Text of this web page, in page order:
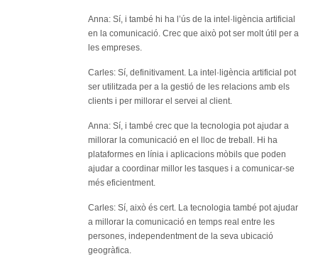
Anna: Sí, i també hi ha l’ús de la intel·ligència artificial
en la comunicació. Crec que això pot ser molt útil per a
les empreses.
Carles: Sí, definitivament. La intel·ligència artificial pot
ser utilitzada per a la gestió de les relacions amb els
clients i per millorar el servei al client.
Anna: Sí, i també crec que la tecnologia pot ajudar a
millorar la comunicació en el lloc de treball. Hi ha
plataformes en línia i aplicacions mòbils que poden
ajudar a coordinar millor les tasques i a comunicar-se
més eficientment.
Carles: Sí, això és cert. La tecnologia també pot ajudar
a millorar la comunicació en temps real entre les
persones, independentment de la seva ubicació
geogràfica.